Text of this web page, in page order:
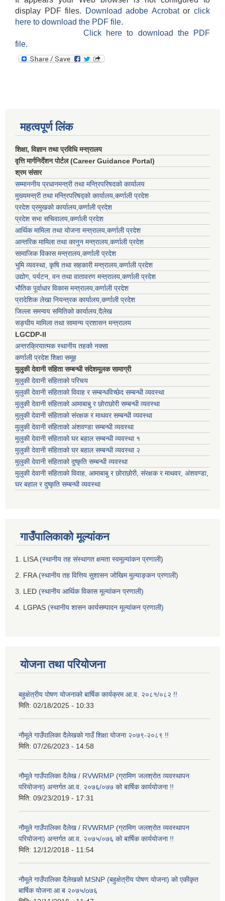
display PDF files.
Download adobe Acrobatorclick
here to download the PDF file.
Click here to download the PDF
file.
महत्वपूर्ण लिंक
शिक्षा, विज्ञान तथा प्रविधि मन्त्रालय
वृत्ति मार्गनिर्देशन पोर्टल (Career Guidance Portal)
श्रम संसार
सम्माननीय प्रधानमन्त्री तथा मन्त्रिपरिषद‌को कार्यालय
मुख्यमन्त्री तथा मन्त्रिपरिषद्को कार्यालय,कर्णाली प्रदेश
प्रदेश प्रमुखको कार्यालय,कर्णाली प्रदेश
प्रदेश सभा सचिवालय,कर्णाली प्रदेश
आर्थिक मामिला तथा योजना मन्त्रालय,कर्णाली प्रदेश
आन्तरिक मामिला तथा कानुन मन्त्रालय,कर्णाली प्रदेश
सामाजिक विकास मन्त्रालय,कर्णाली प्रदेश
भुमि व्यवस्था, कृषि तथा सहकारी मन्त्रालय,कर्णाली प्रदेश
उद्योग, पर्यटन, वन तथा वातावरण मन्त्रालय,कर्णाली प्रदेश
भौतिक पूर्वाधार विकास मन्त्रालय,कर्णाली प्रदेश
प्रादेशिक लेखा नियन्त्रक कार्यालय,कर्णाली प्रदेश
जिल्ला समन्वय समितिको कार्यालय,दैलेख
सङ्घीय मामिला तथा सामान्य प्रशासन मन्त्रालय
LGCDP-II
अन्तरक्रियात्मक स्थानीय तहको नक्सा
कर्णाली प्रदेश शिक्षा समूह
मुलुकी देवानी संहिता सम्बन्धी संदेशमूलक सामाग्री
मुलुकी देवानी संहिताको परिचय
मुलुकी देवानी संहिताको विवाह र सम्बन्धविच्छेद सम्बन्धी व्यवस्था
मुलुकी देवानी संहिताको आमाबाबु र छोराछोरी सम्बन्धी व्यवस्था
मुलुकी देवानी संहिताको संरक्षक र माथवर सम्बन्धी व्यवस्था
मुलुकी देवानी संहिताको अंशवण्डा सम्बन्धी व्यवस्था
मुलुकी देवानी संहिताको घर बहाल सम्बन्धी व्यवस्था १
मुलुकी देवानी संहिताको घर बहाल सम्बन्धी व्यवस्था २
मुलुकी देवानी संहिताको दुष्कृति सम्बन्धी व्यवस्था
मुलुकी देवानी संहिताको विवाह, आमाबाबु र छोराछोरी, संरक्षक र माथवर, अंशवण्डा,
घर बहाल र दुष्कृति सम्बन्धी व्यवस्था
गाउँपालिकाको मूल्यांकन
1. LISA (स्थानीय तह संस्थागत क्षमता स्वमूल्यांकन प्रणाली)
2. FRA(स्थानीय तह वित्तिय सुशासन जोखिम मुल्याङ्कन प्रणाली)
3. LED (स्थानीय आर्थिक विकास मूल्यांकन प्रणाली)
4. LGPAS (स्थानीय शासन कार्यसम्पादन मूल्यांकन प्रणाली)
योजना तथा परियोजना
बहुक्षेत्रीय पोषण योजनाको बार्षिक कार्यक्रम आ.व. २०८१/०८२ !!
मिति: 02/18/2025 - 10:33
नौमूले गाउँपालिका दैलेखको गाउँ शिक्षा योजना २०७९-२०८९ !!
मिति: 07/26/2023 - 14:58
नौमूले गाउँपालिका दैलेख / RVWRMP (ग्रामिण जलश्रोत व्यवस्थापन
परियोजना) अन्तर्गत आ.व. २०७६/०७७ को बार्षिक कार्ययोजना !!
मिति: 09/23/2019 - 17:31
नौमूले गाउँपालिका दैलेख / RVWRMP (ग्रामिण जलश्रोत व्यवस्थापन
परियोजना) अन्तर्गत आ.व. २०७५/०७६ को बार्षिक कार्ययोजना !!
मिति: 12/12/2018 - 11:54
नौमूले गाउँपालिका दैलेखको MSNP (बहुक्षेत्रीय पोषण योजना) को एकीकृत
बार्षिक योजना आ ब २०७५/o७६